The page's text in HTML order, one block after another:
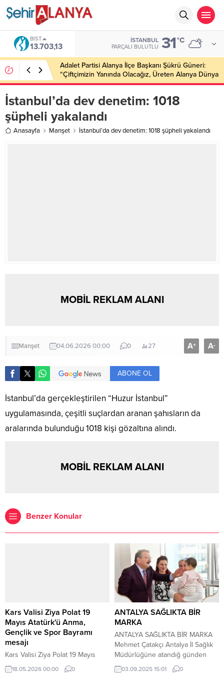
BIST
13.703,13
İSTANBUL
PARÇALI BULUTLU 31°C
Adalet Partisi Alanya İlçe Başkanı Şükrü Güneri:
“Çiftçimizin Yanında Olacağız, Üreten Alanya Dünya
Markası Olacak”
İstanbul’da dev denetim: 1018
şüpheli yakalandı
Anasayfa Manşet İstanbul’da dev denetim: 1018 şüpheli yakalandı
MOBİL REKLAM ALANI
Manşet 04.06.2026 00:00 0 27 A+ A-
ABONE OL
İstanbul’da gerçekleştirilen “Huzur İstanbul”
uygulamasında, çeşitli suçlardan aranan şahısların da
aralarında bulunduğu 1018 kişi gözaltına alındı.
MOBİL REKLAM ALANI
Benzer Konular
Kars Valisi Ziya Polat 19
Mayıs Atatürk'ü Anma,
Gençlik ve Spor Bayramı
mesajı
Kars Valisi Ziya Polat 19 Mayıs
Atatürk’ü Anma, Gençlik ve Spor
18.05.2026 00:00 0
ANTALYA SAĞLIKTA BİR
MARKA
ANTALYA SAĞLIKTA BİR MARKA
Mehmet Çatakçı Antalya İl Sağlık
Müdürlüğüne atandığ günden
itibaren Antalya”yı Sağlık
03.09.2025 15:01 0